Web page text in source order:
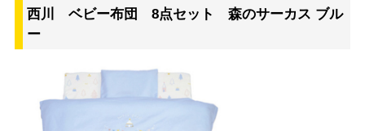
西川 ベビー布団 8点セット 森のサーカス ブル
ー